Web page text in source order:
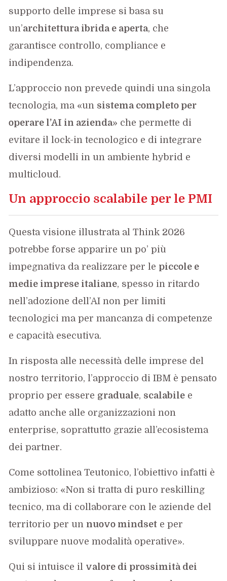
supporto delle imprese si basa su
un’architettura ibrida e aperta, che
garantisce controllo, compliance e
indipendenza.
L’approccio non prevede quindi una singola
tecnologia, ma «un sistema completo per
operare l’AI in azienda» che permette di
evitare il lock-in tecnologico e di integrare
diversi modelli in un ambiente hybrid e
multicloud.
Un approccio scalabile per le PMI
Questa visione illustrata al Think 2026
potrebbe forse apparire un po’ più
impegnativa da realizzare per le piccole e
medie imprese italiane, spesso in ritardo
nell’adozione dell’AI non per limiti
tecnologici ma per mancanza di competenze
e capacità esecutiva.
In risposta alle necessità delle imprese del
nostro territorio, l’approccio di IBM è pensato
proprio per essere graduale, scalabile e
adatto anche alle organizzazioni non
enterprise, soprattutto grazie all’ecosistema
dei partner.
Come sottolinea Teutonico, l’obiettivo infatti è
ambizioso: «Non si tratta di puro reskilling
tecnico, ma di collaborare con le aziende del
territorio per un nuovo mindset e per
sviluppare nuove modalità operative».
Qui si intuisce il valore di prossimità dei